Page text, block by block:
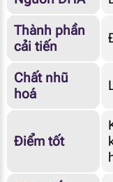
Thành phần
cải tiến
Chất nhũ
hoá
Điểm tốt